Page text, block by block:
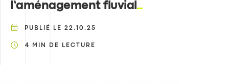
l’aménagement fluvial
PUBLIÉ LE 22.10.25
4 MIN DE LECTURE